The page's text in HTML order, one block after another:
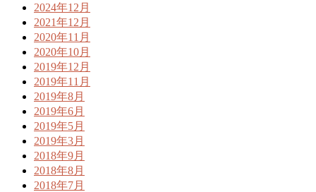
2024年12月
2021年12月
2020年11月
2020年10月
2019年12月
2019年11月
2019年8月
2019年6月
2019年5月
2019年3月
2018年9月
2018年8月
2018年7月